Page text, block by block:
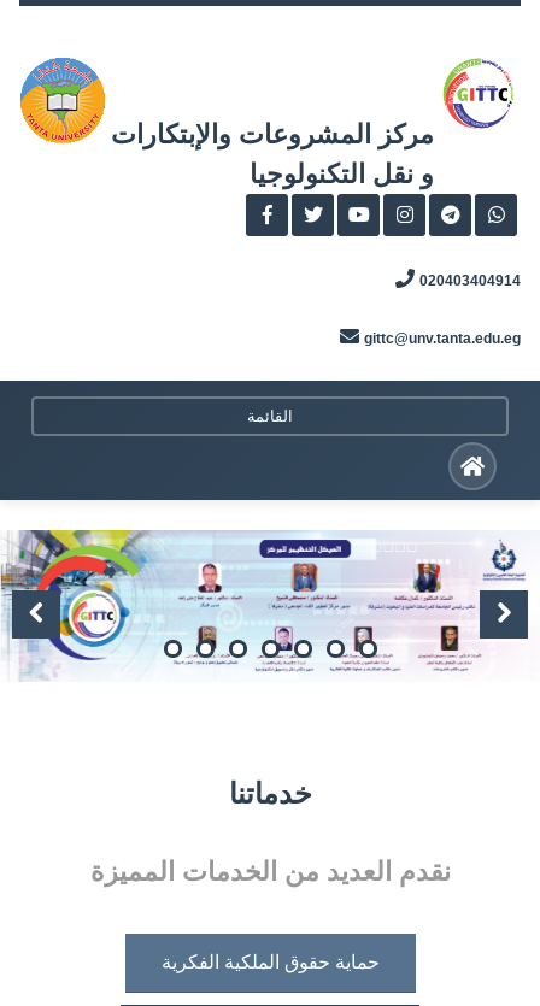
content
و نقل التكنولوجيا
020403404914
gittc@unv.tanta.edu.eg
القائمة
خدماتنا
نقدم العديد من الخدمات المميزة
حماية حقوق الملكية الفكرية